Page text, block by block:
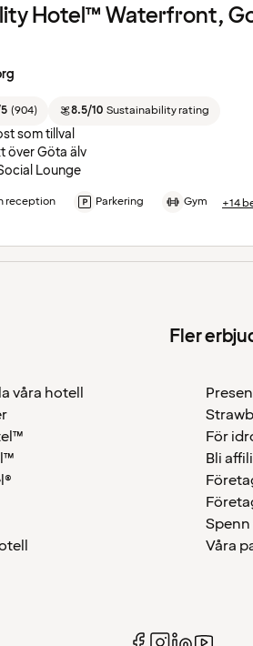
Hotel™ Waterfront,
(904) 8.5/10 Sustainability rating
som tillval
över Göta älv
Lounge
reception Parkering Gym +14
våra hotell
Fler
För
Bli
Våra